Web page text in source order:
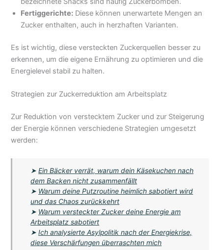
Fertiggerichte: Diese können unerwartete Mengen an
Zucker enthalten, auch in herzhaften Varianten.
Es ist wichtig, diese versteckten Zuckerquellen besser zu
erkennen, um die eigene Ernährung zu optimieren und die
Energielevel stabil zu halten.
Strategien zur Zuckerreduktion am Arbeitsplatz
Zur Reduktion von verstecktem Zucker und zur Steigerung
der Energie können verschiedene Strategien umgesetzt
werden:
➤Ein Bäcker verrät, warum dein Käsekuchen nach
dem Backen nicht zusammenfällt
➤ Warum deine Putzroutine heimlich sabotiert wird
und das Chaos zurückkehrt
➤ Warum versteckter Zucker deine Energie am
Arbeitsplatz sabotiert
➤Ich analysierte Asylpolitik nach der Energiekrise,
diese Verschärfungen überraschten mich